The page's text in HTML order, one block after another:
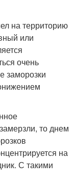
на территорию
или
очень
заморозки
то днем
на
С такими